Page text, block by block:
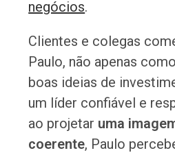
negócios.
Clientes e colegas
Paulo, não apenas
boas ideias de
um líder confiável e
ao projetar uma
coerente, Paulo